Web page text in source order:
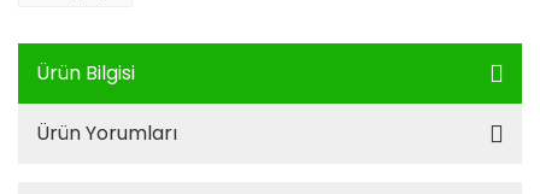
Ürün Bilgisi
Ürün Yorumları